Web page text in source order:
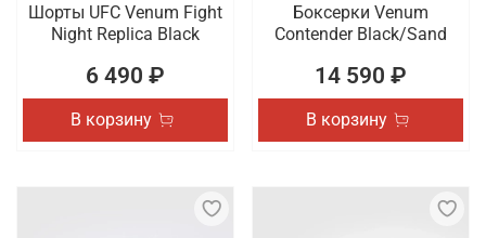
Шорты UFC Venum Fight
Night Replica Black
6 490 ₽
В корзину
Боксерки Venum
Contender Black/Sand
14 590 ₽
В корзину